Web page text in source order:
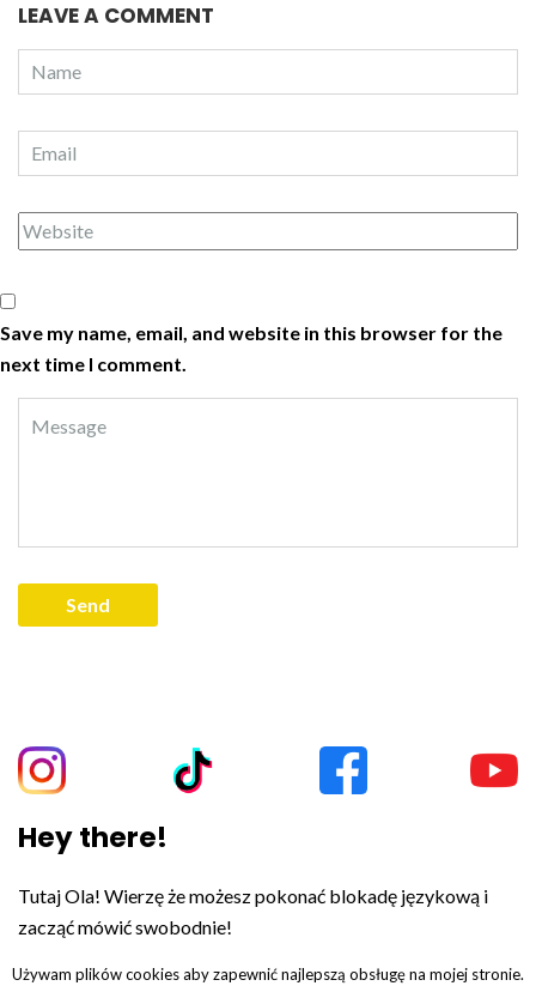
LEAVE A COMMENT
Save my name, email, and website in this browser for the
next time I comment.
Hey there!
Tutaj Ola! Wierzę że możesz pokonać blokadę językową i
zacząć mówić swobodnie!
Używam plików cookies aby zapewnić najlepszą obsługę na mojej stronie.